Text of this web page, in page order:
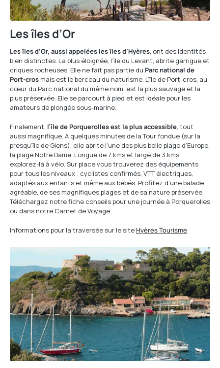
Les îles d’Or
Les îles d’Or, aussi appelées les îles d’Hyères, ont des identités
bien distinctes. La plus éloignée, l’île du Levant, abrite garrigue et
criques rocheuses. Elle ne fait pas partie du Parc national de
Port-cros mais est le berceau du naturisme. L’île de Port-cros, au
cœur du Parc national du même nom, est la plus sauvage et la
plus préservée. Elle se parcourt à pied et est idéale pour les
amateurs de plongée sous-marine.
Finalement, l’île de Porquerolles est la plus accessible, tout
aussi magnifique. A quelques minutes de la Tour fondue (sur la
presqu’île de Giens), elle abrite l’une des plus belle plage d’Europe,
la plage Notre Dame. Longue de 7 kms et large de 3 kms,
explorez-là à vélo. Sur place vous trouverez des équipements
pour tous les niveaux : cyclistes confirmés, VTT électriques,
adaptés aux enfants et même aux bébés. Profitez d’une balade
agréable, de ses magnifiques plages et de sa nature préservée.
Téléchargez notre fiche conseils pour une journée à Porquerolles
ou dans notre Carnet de Voyage.
Informations pour la traversée sur le site Hyères Tourisme.